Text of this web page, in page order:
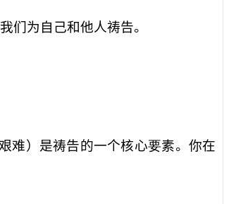
们为自己和他人祷告。
难）是祷告的一个核心要素。你在